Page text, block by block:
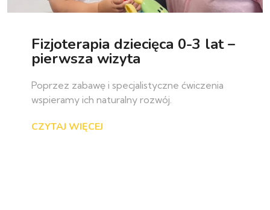
Fizjoterapia dziecięca 0-3 lat –
pierwsza wizyta
Poprzez zabawę i specjalistyczne ćwiczenia
wspieramy ich naturalny rozwój.
CZYTAJ WIĘCEJ